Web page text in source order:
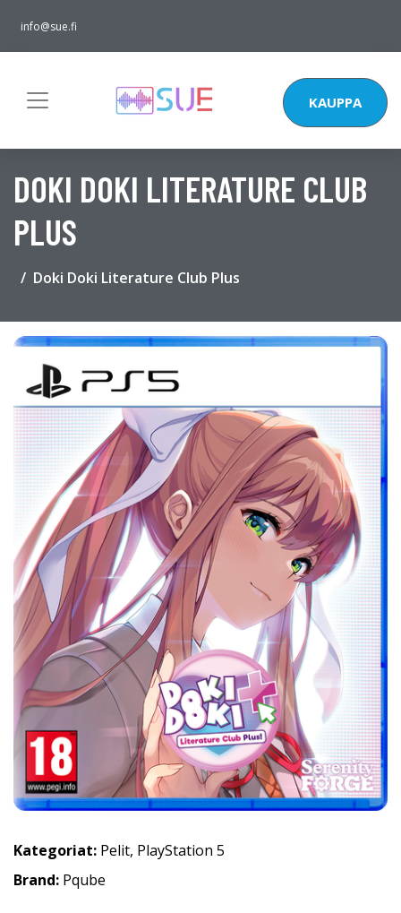
info@sue.fi
KAUPPA
DOKI DOKI LITERATURE CLUB
PLUS
Doki Doki Literature Club Plus
Kategoriat: Pelit, PlayStation 5
Brand: Pqube